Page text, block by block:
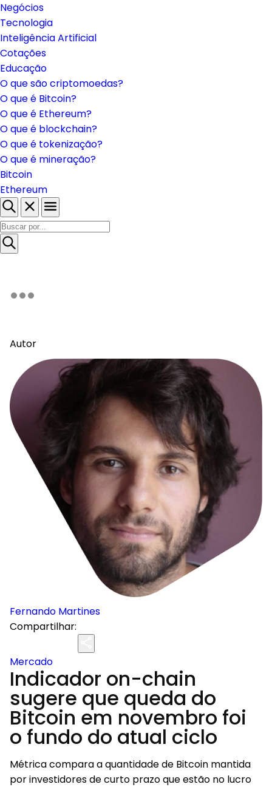
Negócios
Tecnologia
Inteligência Artificial
Cotações
Educação
O que são criptomoedas?
O que é Bitcoin?
O que é Ethereum?
O que é blockchain?
O que é tokenização?
O que é mineração?
Bitcoin
Ethereum
Autor
Fernando Martines
Compartilhar:
Mercado
Indicador on-chain
sugere que queda do
Bitcoin em novembro foi
o fundo do atual ciclo
Métrica compara a quantidade de Bitcoin mantida
por investidores de curto prazo que estão no lucro